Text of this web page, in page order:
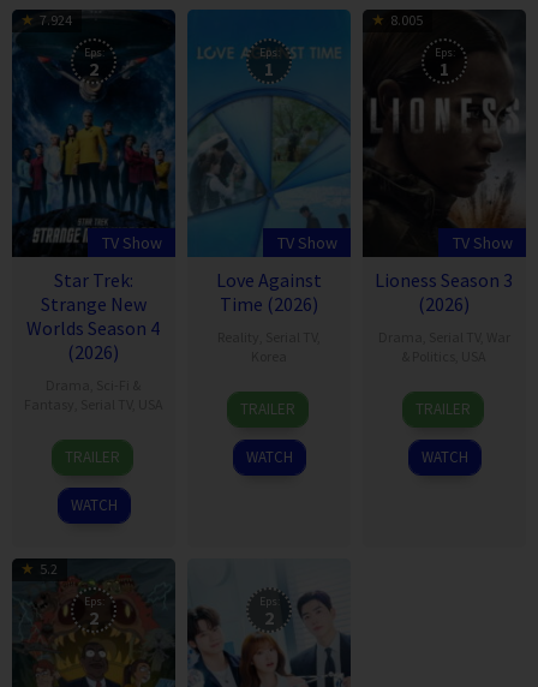
7.924
Eps:
2
TV Show
Star Trek:
Strange New
Worlds Season 4
(2026)
5
May
2022
Jenny
Lumet
TRAILER
WATCH
Eps:
1
TV Show
Love Against
Time (2026)
3
Aug
2026
송
현
민
TRAILER
WATCH
8.005
Eps:
1
TV Show
Lioness Season 3
(2026)
23
Jul
2023
Taylor
Sheridan
TRAILER
WATCH
5.2
Eps:
2
Eps:
2